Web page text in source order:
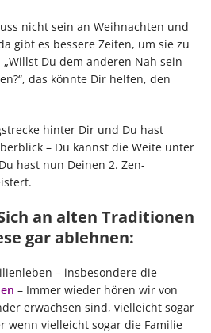
nicht sein an Weihnachten und
gibt es bessere Zeiten, um sie zu
„Willst Du dem anderen Nah sein
das könnte Dir helfen, den
hinter Dir und Du hast
– Du kannst die Weite unter
hast nun Deinen 2. Zen-
an alten Traditionen
gar ablehnen:
– insbesondere die
– Immer wieder hören wir von
erwachsen sind, vielleicht sogar
wenn vielleicht sogar die Familie